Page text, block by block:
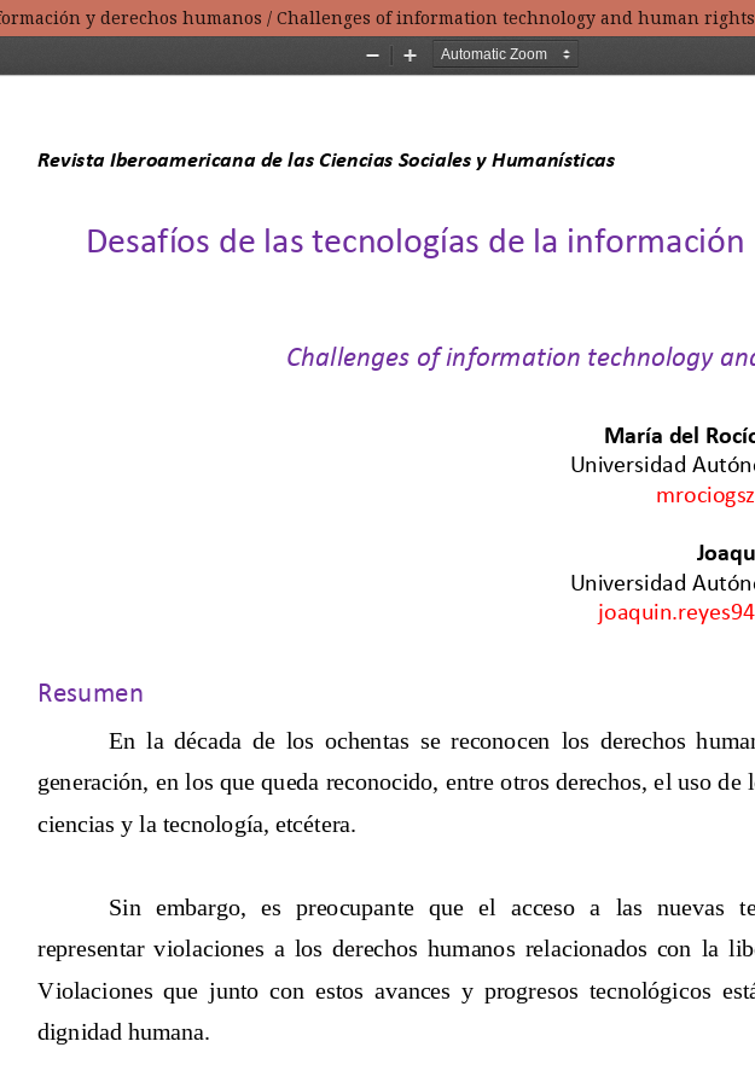
y derechos humanos / Challenges of information technology and human rights